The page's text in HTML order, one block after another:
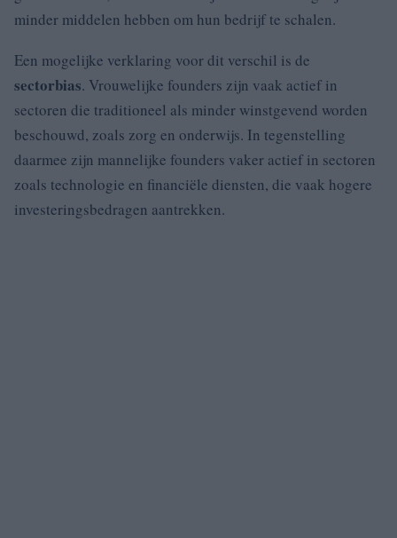
minder middelen hebben om hun bedrijf te schalen.
Een mogelijke verklaring voor dit verschil is de
sectorbias. Vrouwelijke founders zijn vaak actief in
sectoren die traditioneel als minder winstgevend worden
beschouwd, zoals zorg en onderwijs. In tegenstelling
daarmee zijn mannelijke founders vaker actief in sectoren
zoals technologie en financiële diensten, die vaak hogere
investeringsbedragen aantrekken.